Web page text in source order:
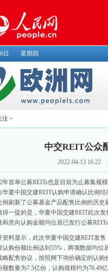
日 星期四
注 >
中交REIT公众
2022-04-13 16:22
年首单公募REITs也是目前为止募集规
华夏中国交建REIT认购申请确认比例
例刷新了公募基金产品配售比例的历
得一提的是，华夏中国交建REIT此次
和意向认购金额均位居已发行公募
资料显示，此次华夏中国交建REIT发
认购份额比例达到55%，两项数据均位
略配售协议，按照网下询价确定的认
额数量为7.5亿份，认购规模约为70.49